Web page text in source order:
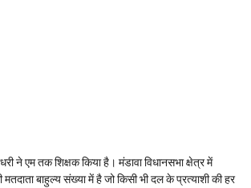
ने एम तक शिक्षक किया है। मंडावा विधानसभा क्षेत्र में
बाहुल्य संख्या में है जो किसी भी दल के प्रत्याशी की हर